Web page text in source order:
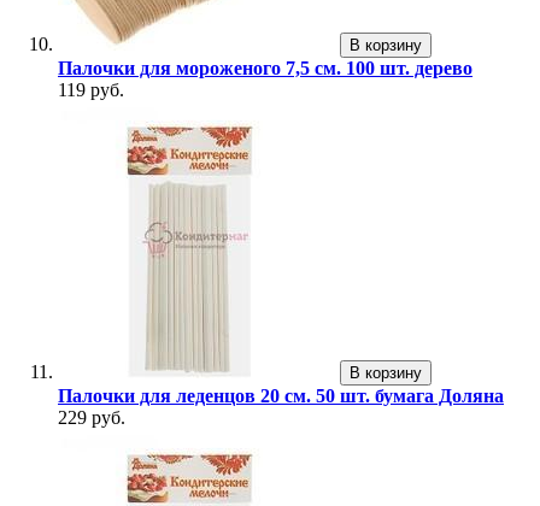
В корзину
Палочки для мороженого 7,5 см. 100 шт. дерево
119 руб.
В корзину
Палочки для леденцов 20 см. 50 шт. бумага Доляна
229 руб.